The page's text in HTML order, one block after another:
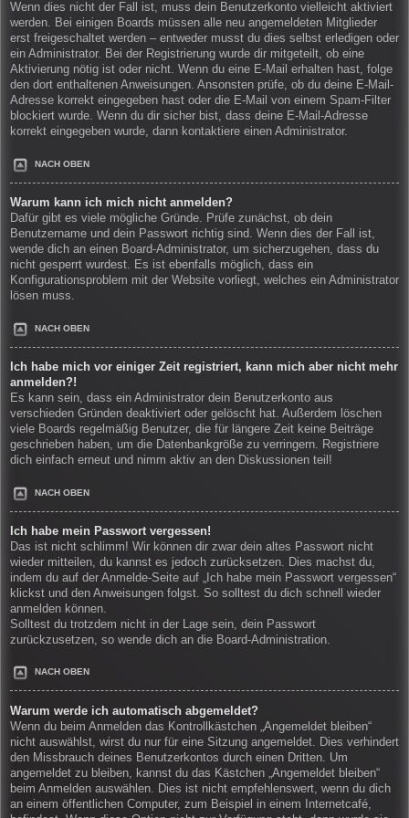
Wenn dies nicht der Fall ist, muss dein Benutzerkonto vielleicht aktiviert
werden. Bei einigen Boards müssen alle neu angemeldeten Mitglieder
erst freigeschaltet werden – entweder musst du dies selbst erledigen oder
ein Administrator. Bei der Registrierung wurde dir mitgeteilt, ob eine
Aktivierung nötig ist oder nicht. Wenn du eine E-Mail erhalten hast, folge
den dort enthaltenen Anweisungen. Ansonsten prüfe, ob du deine E-Mail-
Adresse korrekt eingegeben hast oder die E-Mail von einem Spam-Filter
blockiert wurde. Wenn du dir sicher bist, dass deine E-Mail-Adresse
korrekt eingegeben wurde, dann kontaktiere einen Administrator.
NACH OBEN
Warum kann ich mich nicht anmelden?
Dafür gibt es viele mögliche Gründe. Prüfe zunächst, ob dein
Benutzername und dein Passwort richtig sind. Wenn dies der Fall ist,
wende dich an einen Board-Administrator, um sicherzugehen, dass du
nicht gesperrt wurdest. Es ist ebenfalls möglich, dass ein
Konfigurationsproblem mit der Website vorliegt, welches ein Administrator
lösen muss.
NACH OBEN
Ich habe mich vor einiger Zeit registriert, kann mich aber nicht mehr
anmelden?!
Es kann sein, dass ein Administrator dein Benutzerkonto aus
verschieden Gründen deaktiviert oder gelöscht hat. Außerdem löschen
viele Boards regelmäßig Benutzer, die für längere Zeit keine Beiträge
geschrieben haben, um die Datenbankgröße zu verringern. Registriere
dich einfach erneut und nimm aktiv an den Diskussionen teil!
NACH OBEN
Ich habe mein Passwort vergessen!
Das ist nicht schlimm! Wir können dir zwar dein altes Passwort nicht
wieder mitteilen, du kannst es jedoch zurücksetzen. Dies machst du,
indem du auf der Anmelde-Seite auf „Ich habe mein Passwort vergessen“
klickst und den Anweisungen folgst. So solltest du dich schnell wieder
anmelden können.
Solltest du trotzdem nicht in der Lage sein, dein Passwort
zurückzusetzen, so wende dich an die Board-Administration.
NACH OBEN
Warum werde ich automatisch abgemeldet?
Wenn du beim Anmelden das Kontrollkästchen „Angemeldet bleiben“
nicht auswählst, wirst du nur für eine Sitzung angemeldet. Dies verhindert
den Missbrauch deines Benutzerkontos durch einen Dritten. Um
angemeldet zu bleiben, kannst du das Kästchen „Angemeldet bleiben“
beim Anmelden auswählen. Dies ist nicht empfehlenswert, wenn du dich
an einem öffentlichen Computer, zum Beispiel in einem Internetcafé,